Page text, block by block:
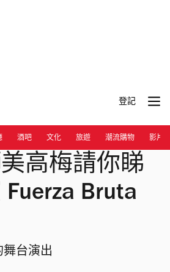
登記
酒吧 文化 旅遊 潮流購物 影片
高梅請你睇
Bruta
舞台演出